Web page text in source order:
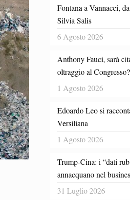
Fontana a Vannacci,
Silvia Salis
6 Agosto 2026
Anthony Fauci, sarà
oltraggio al Congresso?
1 Agosto 2026
Edoardo Leo si
Versiliana
1 Agosto 2026
Trump-Cina: i “dati
annacquano nel
31 Luglio 2026